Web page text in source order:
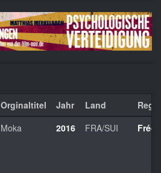
Orginaltitel Jahr Land Regie
Moka 2016 FRA/SUI